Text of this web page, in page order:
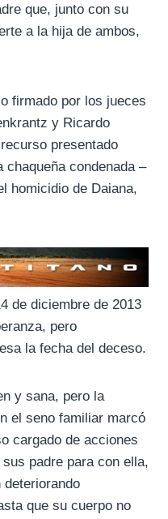
que, junto con su
a la hija de ambos,
firmado por los jueces
y Ricardo
presentado
chaqueña condenada –
homicidio de Daiana,
de diciembre de 2013
pero
la fecha del deceso.
y sana, pero la
el seno familiar marcó
cargado de acciones
padre para con ella,
deteriorando
que su cuerpo no